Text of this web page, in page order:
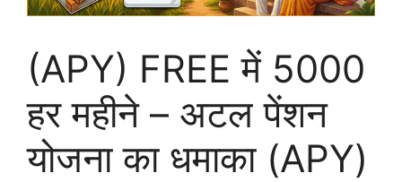
(APY) FREE में 5000
हर महीने – अटल पेंशन
योजना का धमाका (APY)